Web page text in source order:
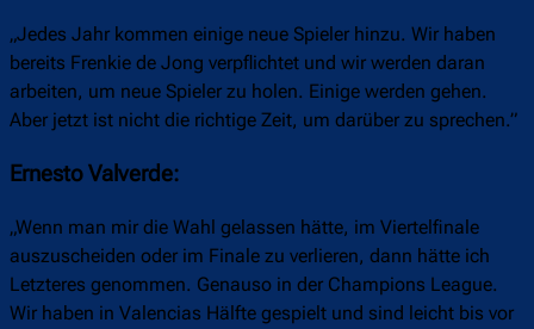
„Jedes Jahr kommen einige neue Spieler hinzu. Wir haben
bereits Frenkie de Jong verpflichtet und wir werden daran
arbeiten, um neue Spieler zu holen. Einige werden gehen.
Aber jetzt ist nicht die richtige Zeit, um darüber zu sprechen.”
Ernesto Valverde:
„Wenn man mir die Wahl gelassen hätte, im Viertelfinale
auszuscheiden oder im Finale zu verlieren, dann hätte ich
Letzteres genommen. Genauso in der Champions League.
Wir haben in Valencias Hälfte gespielt und sind leicht bis vor